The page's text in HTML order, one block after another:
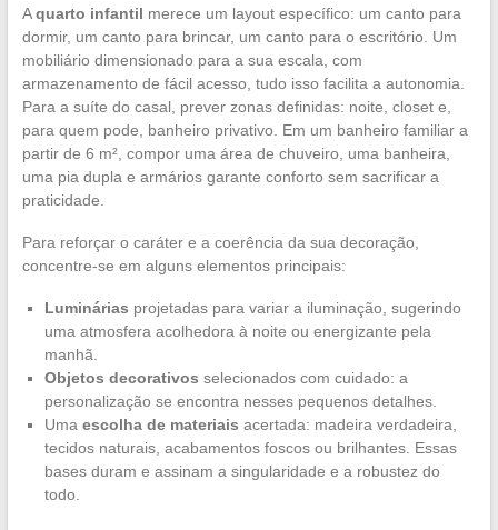
Aquarto infantil merece um layout específico: um canto para
dormir, um canto para brincar, um canto para o escritório. Um
mobiliário dimensionado para a sua escala, com
armazenamento de fácil acesso, tudo isso facilita a autonomia.
Para a suíte do casal, prever zonas definidas: noite, closet e,
para quem pode, banheiro privativo. Em um banheiro familiar a
partir de 6 m², compor uma área de chuveiro, uma banheira,
uma pia dupla e armários garante conforto sem sacrificar a
praticidade.
Para reforçar o caráter e a coerência da sua decoração,
concentre-se em alguns elementos principais:
Luminárias projetadas para variar a iluminação, sugerindo
uma atmosfera acolhedora à noite ou energizante pela
manhã.
Objetos decorativos selecionados com cuidado: a
personalização se encontra nesses pequenos detalhes.
Uma escolha de materiais acertada: madeira verdadeira,
tecidos naturais, acabamentos foscos ou brilhantes. Essas
bases duram e assinam a singularidade e a robustez do
todo.